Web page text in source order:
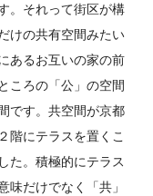
。それって街区が構
けの共有空間みたい
あるお互いの家の前
ころの「公」の空間
です。共空間が京都
階にテラスを置くこ
た。積極的にテラス
味だけでなく「共」